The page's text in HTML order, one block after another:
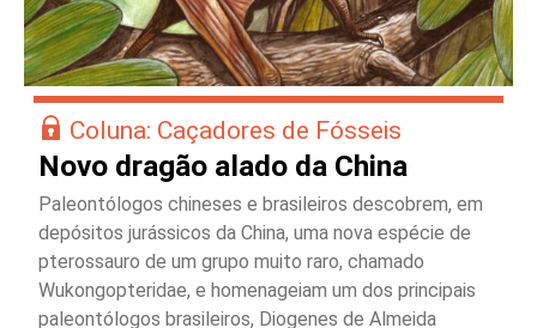
Coluna: Caçadores de Fósseis
Novo dragão alado da China
Paleontólogos chineses e brasileiros descobrem, em
depósitos jurássicos da China, uma nova espécie de
pterossauro de um grupo muito raro, chamado
Wukongopteridae, e homenageiam um dos principais
paleontólogos brasileiros, Diogenes de Almeida